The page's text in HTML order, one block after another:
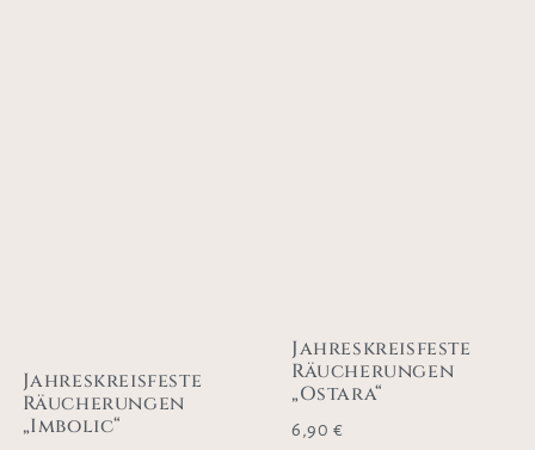
Jahreskreisfeste
Räucherungen
„Imbolic“
Jahreskreisfeste
Räucherungen
„Ostara“
6,90 €